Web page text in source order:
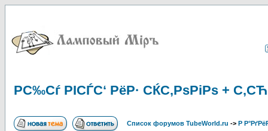
РС‰Сѓ РІСЃС‘ РёР· СЌС‚РѕРіРѕ +
Список форумов TubeWorld.ru -> Р